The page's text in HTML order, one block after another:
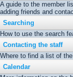
A guide to the member
adding friends and
Searching
How to use the search
Contacting the staff
Where to find a list of
Calendar